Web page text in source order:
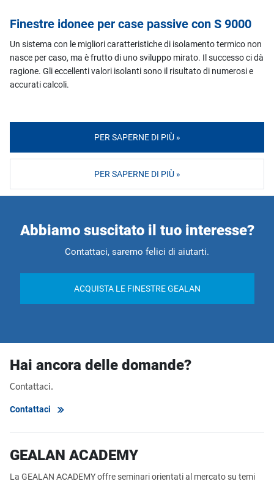
Finestre idonee per case passive con S 9000
Un sistema con le migliori caratteristiche di isolamento termico non
nasce per caso, ma è frutto di uno sviluppo mirato. Il successo ci dà
ragione. Gli eccellenti valori isolanti sono il risultato di numerosi e
accurati calcoli.
PER SAPERNE DI PIÙ »
PER SAPERNE DI PIÙ »
Abbiamo suscitato il tuo interesse?
Contattaci, saremo felici di aiutarti.
ACQUISTA LE FINESTRE GEALAN
Hai ancora delle domande?
Contattaci.
Contattaci
GEALAN ACADEMY
La GEALAN ACADEMY offre seminari orientati al mercato su temi